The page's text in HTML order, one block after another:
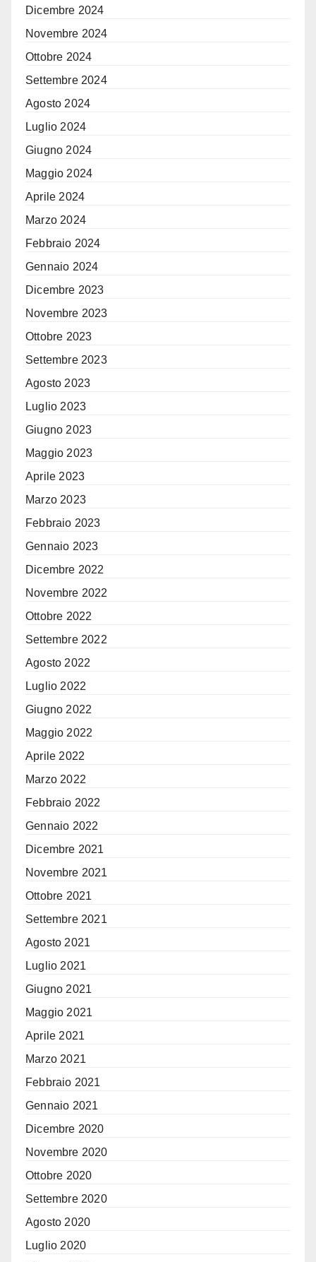
Dicembre 2024
Novembre 2024
Ottobre 2024
Settembre 2024
Agosto 2024
Luglio 2024
Giugno 2024
Maggio 2024
Aprile 2024
Marzo 2024
Febbraio 2024
Gennaio 2024
Dicembre 2023
Novembre 2023
Ottobre 2023
Settembre 2023
Agosto 2023
Luglio 2023
Giugno 2023
Maggio 2023
Aprile 2023
Marzo 2023
Febbraio 2023
Gennaio 2023
Dicembre 2022
Novembre 2022
Ottobre 2022
Settembre 2022
Agosto 2022
Luglio 2022
Giugno 2022
Maggio 2022
Aprile 2022
Marzo 2022
Febbraio 2022
Gennaio 2022
Dicembre 2021
Novembre 2021
Ottobre 2021
Settembre 2021
Agosto 2021
Luglio 2021
Giugno 2021
Maggio 2021
Aprile 2021
Marzo 2021
Febbraio 2021
Gennaio 2021
Dicembre 2020
Novembre 2020
Ottobre 2020
Settembre 2020
Agosto 2020
Luglio 2020